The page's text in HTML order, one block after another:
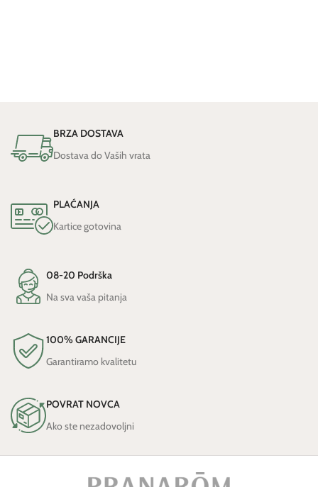
BRZA DOSTAVA
Dostava do Vaših vrata
PLAĆANJA
Kartice gotovina
08-20 Podrška
Na sva vaša pitanja
100% GARANCIJE
Garantiramo kvalitetu
POVRAT NOVCA
Ako ste nezadovoljni